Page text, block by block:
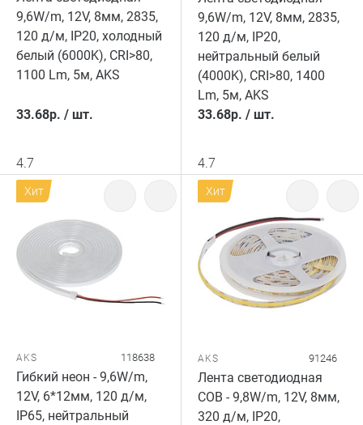
9,6W/m, 12V, 8мм, 2835,
120 д/м, IP20, холодный
белый (6000K), CRI>80,
1100 Lm, 5м, AKS
33.68р. / шт.
4.7
9,6W/m, 12V, 8мм, 2835,
120 д/м, IP20,
нейтральный белый
(4000K), CRI>80, 1400
Lm, 5м, AKS
33.68р. / шт.
4.7
Хит
AKS 118638
Гибкий неон - 9,6W/m,
12V, 6*12мм, 120 д/м,
IP65, нейтральный
Хит
AKS 91246
Лента светодиодная
COB - 9,8W/m, 12V, 8мм,
320 д/м, IP20,